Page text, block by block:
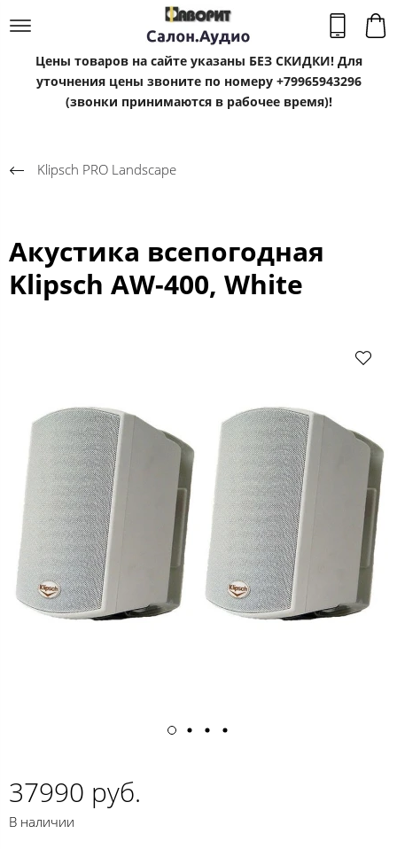
Цены товаров на сайте указаны БЕЗ СКИДКИ! Для
уточнения цены звоните по номеру +79965943296
(звонки принимаются в рабочее время)!
Klipsсh PRO Landscape
Акустика всепогодная
Klipsch AW-400, White
37990 руб.
В наличии